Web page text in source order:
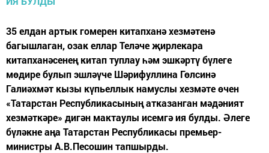
35 елдан артык гомерен китапханә хезмәтенә
багышлаган, озак еллар Теләче җирлекара
китапханәсенең китап туплау һәм эшкәртү бүлеге
мөдире булып эшләүче Шәрифуллина Гөлсинә
Галиәхмәт кызы күпьеллык намуслы хезмәте өчен
«Татарстан Республикасының атказанган мәдәният
хезмәткәре» дигән мактаулы исемгә ия булды. Әлеге
бүләкне аңа Татарстан Республикасы премьер-
министры А.В.Песошин тапшырды.